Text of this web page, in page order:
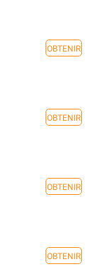
OBTENIR
OBTENIR
OBTENIR
OBTENIR